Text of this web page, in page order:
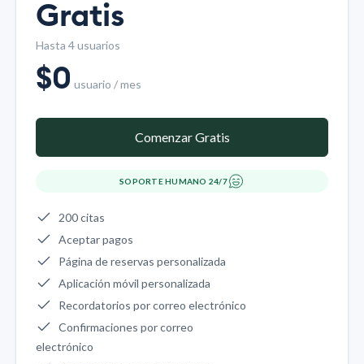
Gratis
Hasta 4 usuarios
$0 usuario / mes
Comenzar Gratis
SOPORTE HUMANO 24/7
200 citas
Aceptar pagos
Página de reservas personalizada
Aplicación móvil personalizada
Recordatorios por correo electrónico
Confirmaciones por correo
electrónico